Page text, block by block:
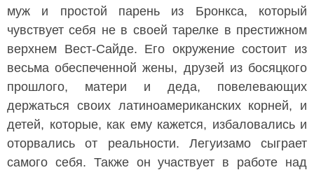
муж и простой парень из Бронкса, который
чувствует себя не в своей тарелке в престижном
верхнем Вест-Сайде. Его окружение состоит из
весьма обеспеченной жены, друзей из босяцкого
прошлого, матери и деда, повелевающих
держаться своих латиноамериканских корней, и
детей, которые, как ему кажется, избаловались и
оторвались от реальности. Легуизамо сыграет
самого себя. Также он участвует в работе над